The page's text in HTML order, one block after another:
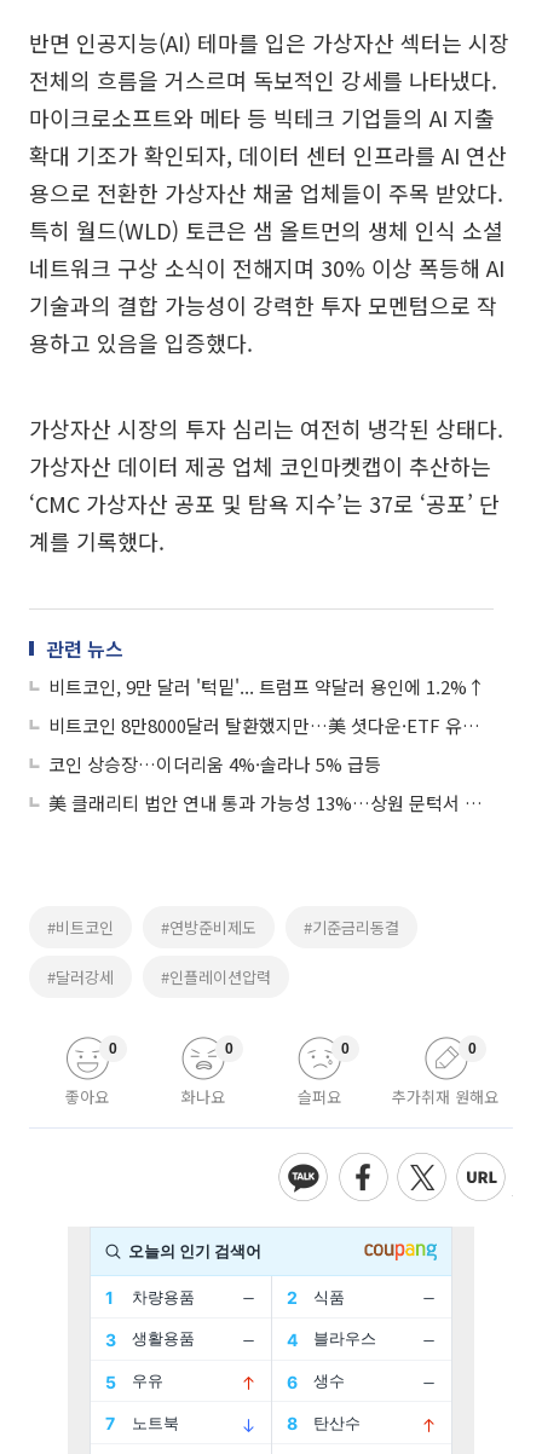
반면 인공지능(AI) 테마를 입은 가상자산 섹터는 시장
전체의 흐름을 거스르며 독보적인 강세를 나타냈다.
마이크로소프트와 메타 등 빅테크 기업들의 AI 지출
확대 기조가 확인되자, 데이터 센터 인프라를 AI 연산
용으로 전환한 가상자산 채굴 업체들이 주목 받았다.
특히 월드(WLD) 토큰은 샘 올트먼의 생체 인식 소셜
네트워크 구상 소식이 전해지며 30% 이상 폭등해 AI
기술과의 결합 가능성이 강력한 투자 모멘텀으로 작
용하고 있음을 입증했다.
가상자산 시장의 투자 심리는 여전히 냉각된 상태다.
가상자산 데이터 제공 업체 코인마켓캡이 추산하는
‘CMC 가상자산 공포 및 탐욕 지수’는 37로 ‘공포’ 단
계를 기록했다.
관련 뉴스
비트코인, 9만 달러 '턱밑'... 트럼프 약달러 용인에 1.2%↑
비트코인 8만8000달러 탈환했지만…美 셧다운·ETF 유출 '이중고'
코인 상승장…이더리움 4%·솔라나 5% 급등
美 클래리티 법안 연내 통과 가능성 13%…상원 문턱서 제동
#비트코인 #연방준비제도 #기준금리동결
#달러강세 #인플레이션압력
좋아요
0
화나요
0
슬퍼요
0
추가취재 원해요
0